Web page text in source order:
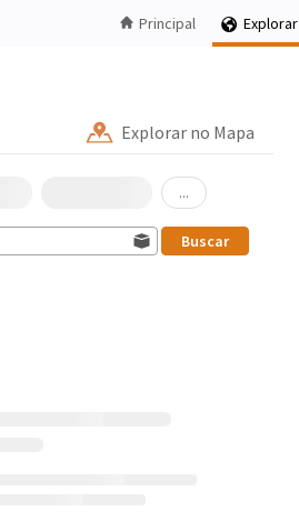
Explorar
Principal
Explorar no Mapa
...